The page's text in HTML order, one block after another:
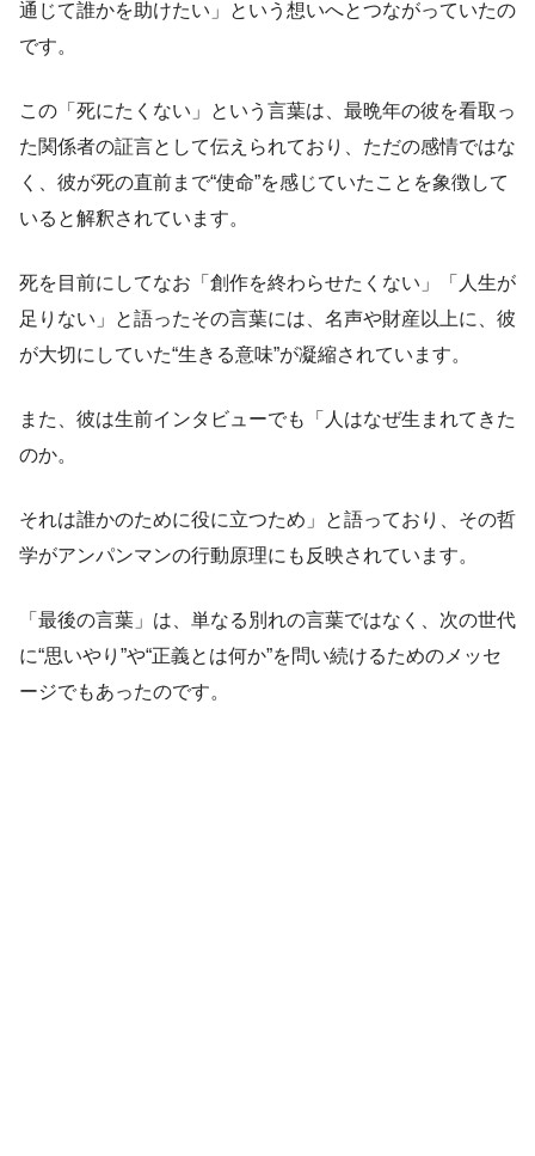
通じて誰かを助けたい」という想いへとつながっていたの
です。
この「死にたくない」という言葉は、最晩年の彼を看取っ
た関係者の証言として伝えられており、ただの感情ではな
く、彼が死の直前まで“使命”を感じていたことを象徴して
いると解釈されています。
死を目前にしてなお「創作を終わらせたくない」「人生が
足りない」と語ったその言葉には、名声や財産以上に、彼
が大切にしていた“生きる意味”が凝縮されています。
また、彼は生前インタビューでも「人はなぜ生まれてきた
のか。
それは誰かのために役に立つため」と語っており、その哲
学がアンパンマンの行動原理にも反映されています。
「最後の言葉」は、単なる別れの言葉ではなく、次の世代
に“思いやり”や“正義とは何か”を問い続けるためのメッセ
ージでもあったのです。